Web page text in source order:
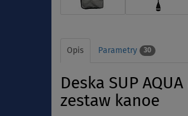
Opis Parametry 30
Deska SUP
zestaw kanoe